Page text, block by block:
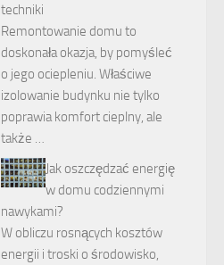
techniki
Remontowanie domu to
doskonała okazja, by pomyśleć
o jego ociepleniu. Właściwe
izolowanie budynku nie tylko
poprawia komfort cieplny, ale
także …
Jak oszczędzać energię
w domu codziennymi
nawykami?
W obliczu rosnących kosztów
energii i troski o środowisko,